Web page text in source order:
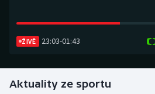
Gymnastika
ŽIVĚ 23:03-01:43
Aktuality ze sportu